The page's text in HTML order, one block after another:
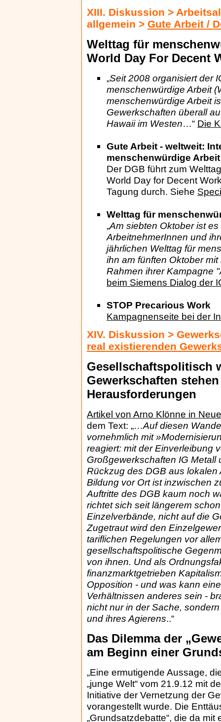
XIII. Diskussion >
allgemein > Gute Arbeit /
Welttag für
World Day For Decent
„Seit 2008 organisiert der
menschenwürdige Arbeit
menschenwürdige Arbeit
Gewerkschaften überall
Hawaii im Westen…“ Die
Gute Arbeit - weltweit:
menschenwürdige Arbeit
Der DGB führt zum
World Day for Decent
Tagung durch. Siehe
Welttag für
„Am siebten Oktober ist
ArbeitnehmerInnen und
jährlichen Welttag für
ihn am fünften Oktober
Rahmen ihrer Kampagne
beim Siemens Dialog der
STOP Precarious Work
Kampagnenseite bei der
XIV. Diskussion >
real existierenden
Gesellschaftspolitisch
Gewerkschaften
Herausforderungen
Artikel von Arno Klönne in
dem Text: „…Auf diesen
vornehmlich mit
reagiert: mit der Einverleibung
Großgewerkschaften IG Metall
Rückzug des DGB aus
Bildung vor Ort ist inzwischen
Auftritte des DGB kaum noch
richtet sich seit längerem
Einzelverbände, nicht auf die
Zugetraut wird den
tariflichen Regelungen vor
gesellschaftspolitische
von ihnen. Und als
finanzmarktgetrieben
Opposition - und was kann
Verhältnissen anderes sein -
nicht nur in der Sache,
und ihres Agierens..“
Das Dilemma der
am Beginn einer
„Eine ermutigende Aussage,
„junge Welt“ vom 21.9.12 mit
Initiative der Vernetzung der
vorangestellt wurde. Die
„Grundsatzdebatte“, die da